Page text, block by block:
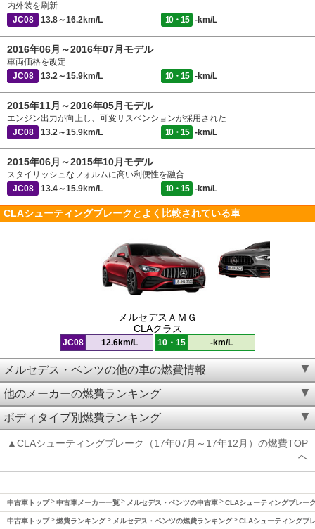
内外装を刷新
JC08
13.8～16.2km/L 10・15 -km/L
2016年06月～2016年07月モデル
車両価格を改定
JC08
13.2～15.9km/L 10・15 -km/L
2015年11月～2016年05月モデル
エンジン出力が向上し、可変サスペンションが採用された
JC08
13.2～15.9km/L 10・15 -km/L
2015年06月～2015年10月モデル
スタイリッシュなフォルムに高い利便性を融合
JC08
13.4～15.9km/L 10・15 -km/L
CLAシューティングブレークとよく比較されている車
メルセデスＡＭＧ
CLAクラス
JC08 12.6km/L 10・15 -km/L
メルセデス・ベンツの他の車の燃費情報
他のメーカーの燃費ランキング
ボディタイプ別燃費ランキング
▲CLAシューティングブレーク（17年07月～17年12月）の燃費TOP
へ
中古車トップ 中古車メーカー一覧 メルセデス・ベンツの中古車 CLAシューティングブレー
中古車トップ 燃費ランキング メルセデス・ベンツの燃費ランキング CLAシューティングブ